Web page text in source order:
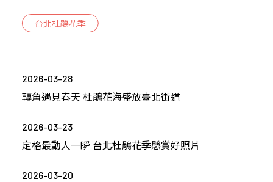
台北杜鵑花季
2026-03-28
轉角遇見春天 杜鵑花海盛放臺北街道
2026-03-23
定格最動人一瞬 台北杜鵑花季懸賞好照片
2026-03-20